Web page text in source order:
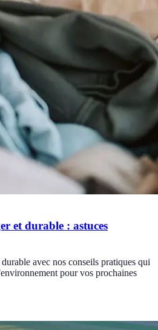
et durable : astuces
avec nos conseils pratiques qui
pour vos prochaines